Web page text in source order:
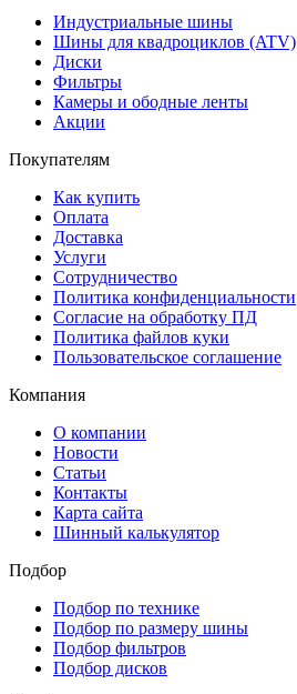
Индустриальные шины
Шины для квадроциклов (ATV)
Диски
Фильтры
Камеры и ободные ленты
Акции
Покупателям
Как купить
Оплата
Доставка
Услуги
Сотрудничество
Политика конфиденциальности
Согласие на обработку ПД
Политика файлов куки
Пользовательское соглашение
Компания
О компании
Новости
Статьи
Контакты
Карта сайта
Шинный калькулятор
Подбор
Подбор по технике
Подбор по размеру шины
Подбор фильтров
Подбор дисков